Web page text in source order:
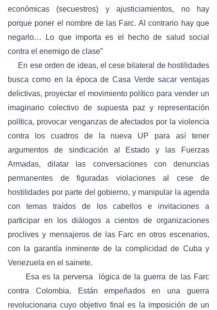
económicas (secuestros) y ajusticiamientos, no hay
porque poner el nombre de las Farc. Al contrario hay que
negarlo… Lo que importa es el hecho de salud social
contra el enemigo de clase”
En ese orden de ideas, el cese bilateral de hostilidades
busca como en la época de Casa Verde sacar ventajas
delictivas, proyectar el movimiento político para vender un
imaginario colectivo de supuesta paz y representación
política, provocar venganzas de afectados por la violencia
contra los cuadros de la nueva UP para así tener
argumentos de sindicación al Estado y las Fuerzas
Armadas, dilatar las conversaciones con denuncias
permanentes de figuradas violaciones al cese de
hostilidades por parte del gobierno, y manipular la agenda
con temas traídos de los cabellos e invitaciones a
participar en los diálogos a cientos de organizaciones
proclives y mensajeros de las Farc en otros escenarios,
con la garantía inminente de la complicidad de Cuba y
Venezuela en el sainete.
Esa es la perversa lógica de la guerra de las Farc
contra Colombia. Están empeñados en una guerra
revolucionaria cuyo objetivo final es la imposición de un